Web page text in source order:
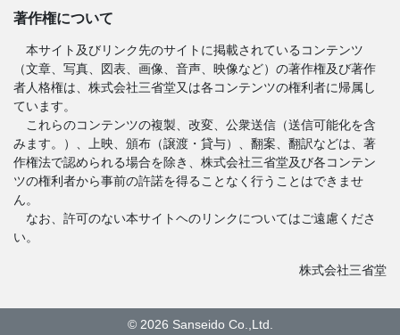
著作権について
本サイト及びリンク先のサイトに掲載されているコンテンツ
（文章、写真、図表、画像、音声、映像など）の著作権及び著作
者人格権は、株式会社三省堂又は各コンテンツの権利者に帰属し
ています。
これらのコンテンツの複製、改変、公衆送信（送信可能化を含
みます。）、上映、頒布（譲渡・貸与）、翻案、翻訳などは、著
作権法で認められる場合を除き、株式会社三省堂及び各コンテン
ツの権利者から事前の許諾を得ることなく行うことはできませ
ん。
なお、許可のない本サイトヘのリンクについてはご遠慮くださ
い。
株式会社三省堂
© 2026 Sanseido Co.,Ltd.